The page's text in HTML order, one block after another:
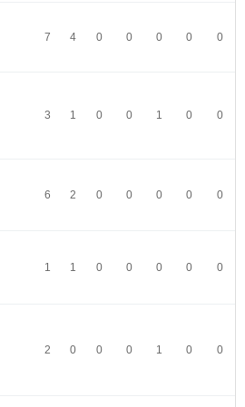
7 4 0 0 0 0 0
3 1 0 0 1 0 0
6 2 0 0 0 0 0
1 1 0 0 0 0 0
2 0 0 0 1 0 0